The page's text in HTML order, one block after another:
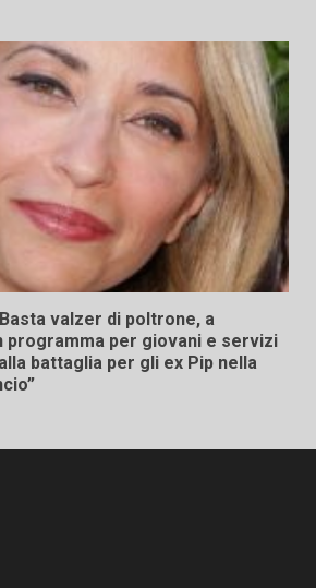
valzer di poltrone, a
programma per giovani e servizi
battaglia per gli ex Pip nella